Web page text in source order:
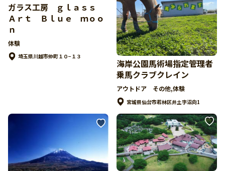
ガラス工房 ｇｌａｓｓ
Ａｒｔ Ｂｌｕｅ ｍｏｏ
ｎ
体験
埼玉県川越市仲町１０−１３
海岸公園馬術場指定管理者
乗馬クラブクレイン
アウトドア その他,体験
宮城県仙台市若林区井土字沼向1